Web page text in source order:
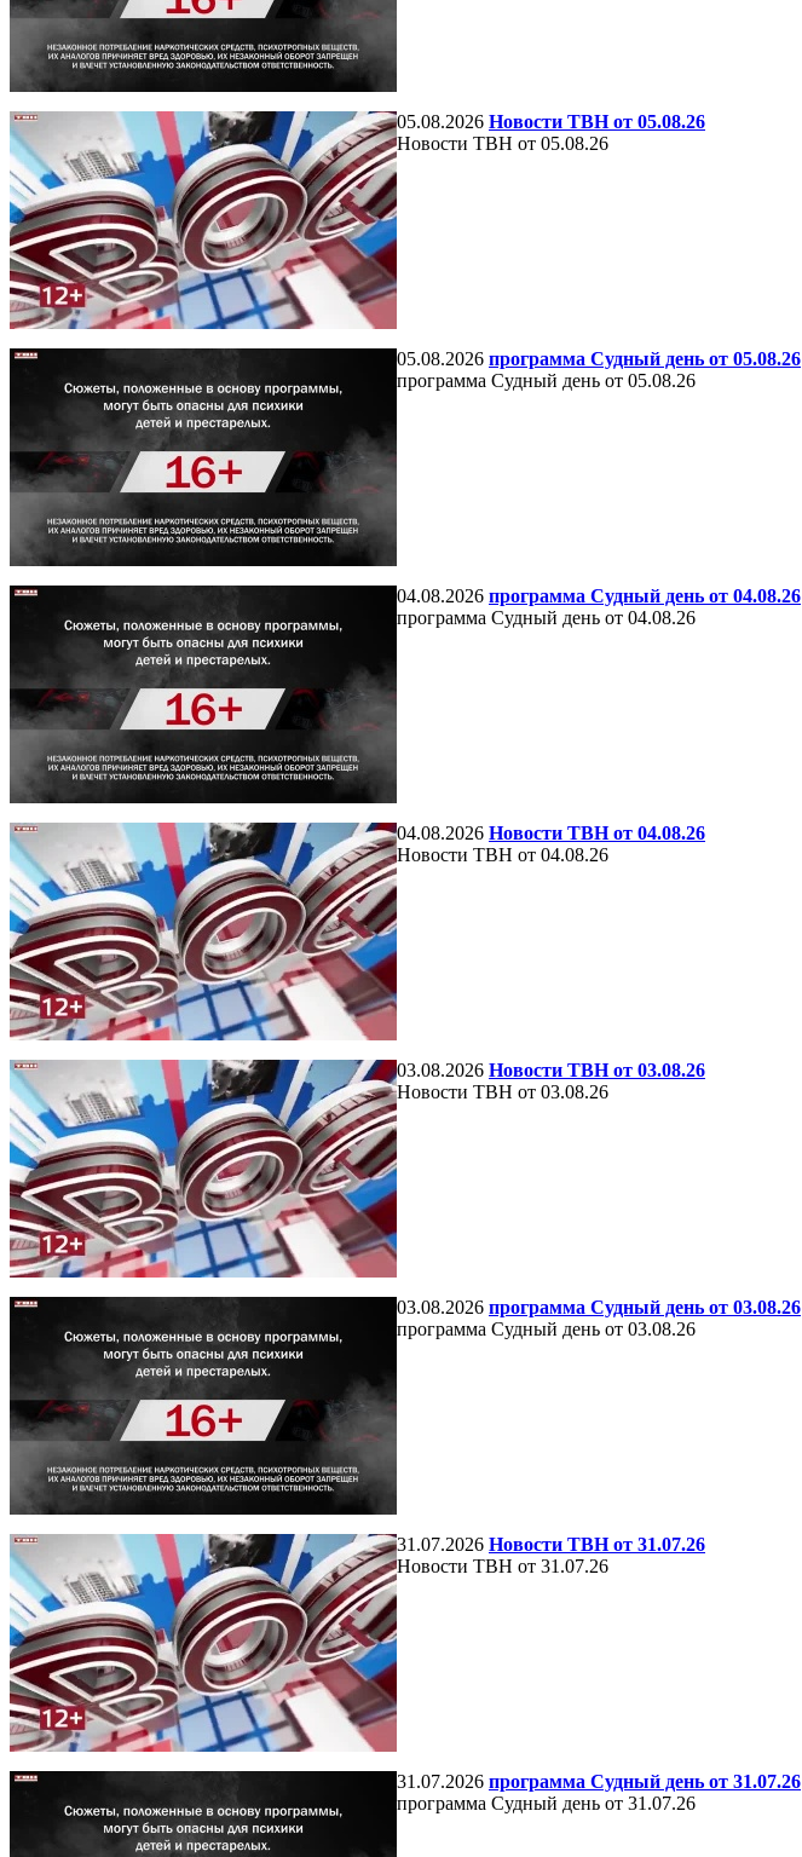
05.08.2026 Новости ТВН от 05.08.26
Новости ТВН от 05.08.26
05.08.2026 программа Судный день от 05.08.26
программа Судный день от 05.08.26
04.08.2026 программа Судный день от 04.08.26
программа Судный день от 04.08.26
04.08.2026 Новости ТВН от 04.08.26
Новости ТВН от 04.08.26
03.08.2026 Новости ТВН от 03.08.26
Новости ТВН от 03.08.26
03.08.2026 программа Судный день от 03.08.26
программа Судный день от 03.08.26
31.07.2026 Новости ТВН от 31.07.26
Новости ТВН от 31.07.26
31.07.2026 программа Судный день от 31.07.26
программа Судный день от 31.07.26